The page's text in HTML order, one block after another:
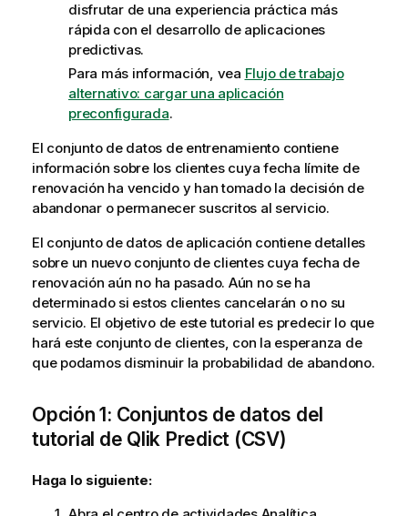
disfrutar de una experiencia práctica más
rápida con el desarrollo de aplicaciones
predictivas.
Para más información, vea Flujo de trabajo
alternativo: cargar una aplicación
preconfigurada.
El conjunto de datos de entrenamientocontiene
información sobre los clientes cuya fecha límite de
renovación ha vencido y han tomado la decisión de
abandonar o permanecer suscritos al servicio.
El conjunto de datos de aplicación contiene detalles
sobre un nuevo conjunto de clientes cuya fecha de
renovación aún no ha pasado. Aún no se ha
determinado si estos clientes cancelarán o no su
servicio. El objetivo de este tutorial es predecir lo que
hará este conjunto de clientes, con la esperanza de
que podamos disminuir la probabilidad de abandono.
Opción 1: Conjuntos de datos del
tutorial de Qlik Predict (CSV)
Haga lo siguiente: